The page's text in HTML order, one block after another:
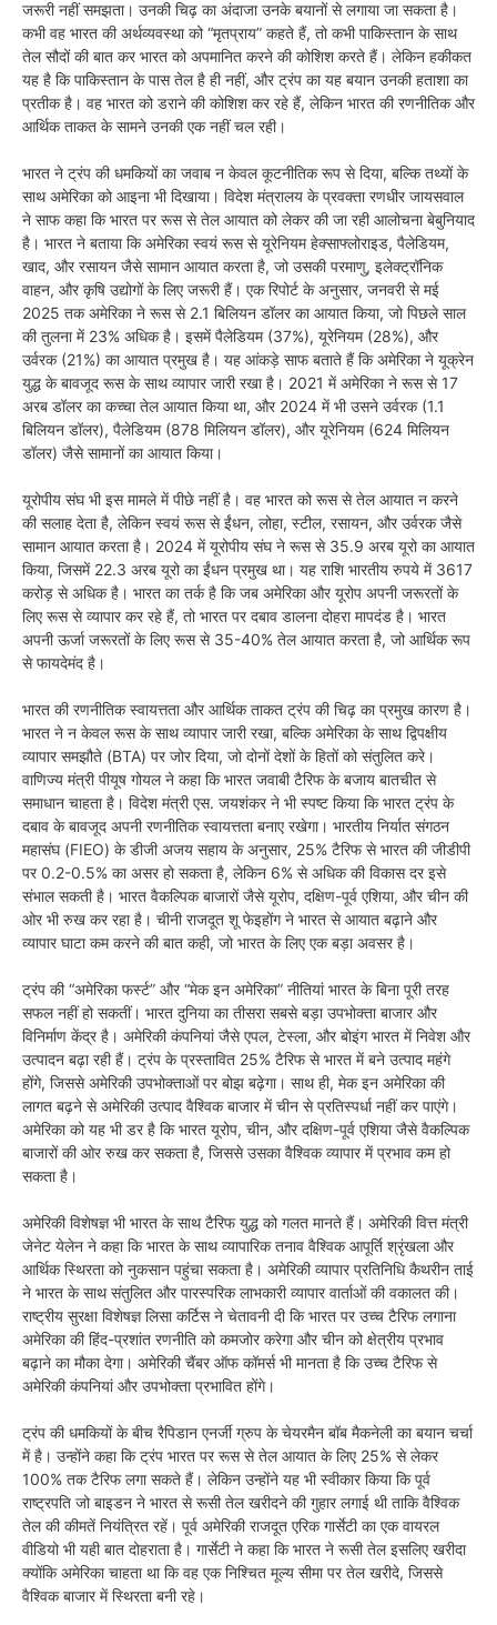
जरूरी नहीं समझता। उनकी चिढ़ का अंदाजा उनके बयानों से लगाया जा सकता है।
कभी वह भारत की अर्थव्यवस्था को “मृतप्राय” कहते हैं, तो कभी पाकिस्तान के साथ
तेल सौदों की बात कर भारत को अपमानित करने की कोशिश करते हैं। लेकिन हकीकत
यह है कि पाकिस्तान के पास तेल है ही नहीं, और ट्रंप का यह बयान उनकी हताशा का
प्रतीक है। वह भारत को डराने की कोशिश कर रहे हैं, लेकिन भारत की रणनीतिक और
आर्थिक ताकत के सामने उनकी एक नहीं चल रही।
भारत ने ट्रंप की धमकियों का जवाब न केवल कूटनीतिक रूप से दिया, बल्कि तथ्यों के
साथ अमेरिका को आइना भी दिखाया। विदेश मंत्रालय के प्रवक्ता रणधीर जायसवाल
ने साफ कहा कि भारत पर रूस से तेल आयात को लेकर की जा रही आलोचना बेबुनियाद
है। भारत ने बताया कि अमेरिका स्वयं रूस से यूरेनियम हेक्साफ्लोराइड, पैलेडियम,
खाद, और रसायन जैसे सामान आयात करता है, जो उसकी परमाणु, इलेक्ट्रॉनिक
वाहन, और कृषि उद्योगों के लिए जरूरी हैं। एक रिपोर्ट के अनुसार, जनवरी से मई
2025 तक अमेरिका ने रूस से 2.1 बिलियन डॉलर का आयात किया, जो पिछले साल
की तुलना में 23% अधिक है। इसमें पैलेडियम (37%), यूरेनियम (28%), और
उर्वरक (21%) का आयात प्रमुख है। यह आंकड़े साफ बताते हैं कि अमेरिका ने यूक्रेन
युद्ध के बावजूद रूस के साथ व्यापार जारी रखा है। 2021 में अमेरिका ने रूस से 17
अरब डॉलर का कच्चा तेल आयात किया था, और 2024 में भी उसने उर्वरक (1.1
बिलियन डॉलर), पैलेडियम (878 मिलियन डॉलर), और यूरेनियम (624 मिलियन
डॉलर) जैसे सामानों का आयात किया।
यूरोपीय संघ भी इस मामले में पीछे नहीं है। वह भारत को रूस से तेल आयात न करने
की सलाह देता है, लेकिन स्वयं रूस से ईंधन, लोहा, स्टील, रसायन, और उर्वरक जैसे
सामान आयात करता है। 2024 में यूरोपीय संघ ने रूस से 35.9 अरब यूरो का आयात
किया, जिसमें 22.3 अरब यूरो का ईंधन प्रमुख था। यह राशि भारतीय रुपये में 3617
करोड़ से अधिक है। भारत का तर्क है कि जब अमेरिका और यूरोप अपनी जरूरतों के
लिए रूस से व्यापार कर रहे हैं, तो भारत पर दबाव डालना दोहरा मापदंड है। भारत
अपनी ऊर्जा जरूरतों के लिए रूस से 35-40% तेल आयात करता है, जो आर्थिक रूप
से फायदेमंद है।
भारत की रणनीतिक स्वायत्तता और आर्थिक ताकत ट्रंप की चिढ़ का प्रमुख कारण है।
भारत ने न केवल रूस के साथ व्यापार जारी रखा, बल्कि अमेरिका के साथ द्विपक्षीय
व्यापार समझौते (BTA) पर जोर दिया, जो दोनों देशों के हितों को संतुलित करे।
वाणिज्य मंत्री पीयूष गोयल ने कहा कि भारत जवाबी टैरिफ के बजाय बातचीत से
समाधान चाहता है। विदेश मंत्री एस. जयशंकर ने भी स्पष्ट किया कि भारत ट्रंप के
दबाव के बावजूद अपनी रणनीतिक स्वायत्तता बनाए रखेगा। भारतीय निर्यात संगठन
महासंघ (FIEO) के डीजी अजय सहाय के अनुसार, 25% टैरिफ से भारत की जीडीपी
पर 0.2-0.5% का असर हो सकता है, लेकिन 6% से अधिक की विकास दर इसे
संभाल सकती है। भारत वैकल्पिक बाजारों जैसे यूरोप, दक्षिण-पूर्व एशिया, और चीन की
ओर भी रुख कर रहा है। चीनी राजदूत शू फेइहोंग ने भारत से आयात बढ़ाने और
व्यापार घाटा कम करने की बात कही, जो भारत के लिए एक बड़ा अवसर है।
ट्रंप की “अमेरिका फर्स्ट” और “मेक इन अमेरिका” नीतियां भारत के बिना पूरी तरह
सफल नहीं हो सकतीं। भारत दुनिया का तीसरा सबसे बड़ा उपभोक्ता बाजार और
विनिर्माण केंद्र है। अमेरिकी कंपनियां जैसे एपल, टेस्ला, और बोइंग भारत में निवेश और
उत्पादन बढ़ा रही हैं। ट्रंप के प्रस्तावित 25% टैरिफ से भारत में बने उत्पाद महंगे
होंगे, जिससे अमेरिकी उपभोक्ताओं पर बोझ बढ़ेगा। साथ ही, मेक इन अमेरिका की
लागत बढ़ने से अमेरिकी उत्पाद वैश्विक बाजार में चीन से प्रतिस्पर्धा नहीं कर पाएंगे।
अमेरिका को यह भी डर है कि भारत यूरोप, चीन, और दक्षिण-पूर्व एशिया जैसे वैकल्पिक
बाजारों की ओर रुख कर सकता है, जिससे उसका वैश्विक व्यापार में प्रभाव कम हो
सकता है।
अमेरिकी विशेषज्ञ भी भारत के साथ टैरिफ युद्ध को गलत मानते हैं। अमेरिकी वित्त मंत्री
जेनेट येलेन ने कहा कि भारत के साथ व्यापारिक तनाव वैश्विक आपूर्ति श्रृंखला और
आर्थिक स्थिरता को नुकसान पहुंचा सकता है। अमेरिकी व्यापार प्रतिनिधि कैथरीन ताई
ने भारत के साथ संतुलित और पारस्परिक लाभकारी व्यापार वार्ताओं की वकालत की।
राष्ट्रीय सुरक्षा विशेषज्ञ लिसा कर्टिस ने चेतावनी दी कि भारत पर उच्च टैरिफ लगाना
अमेरिका की हिंद-प्रशांत रणनीति को कमजोर करेगा और चीन को क्षेत्रीय प्रभाव
बढ़ाने का मौका देगा। अमेरिकी चैंबर ऑफ कॉमर्स भी मानता है कि उच्च टैरिफ से
अमेरिकी कंपनियां और उपभोक्ता प्रभावित होंगे।
ट्रंप की धमकियों के बीच रैपिडान एनर्जी ग्रुप के चेयरमैन बॉब मैकनेली का बयान चर्चा
में है। उन्होंने कहा कि ट्रंप भारत पर रूस से तेल आयात के लिए 25% से लेकर
100% तक टैरिफ लगा सकते हैं। लेकिन उन्होंने यह भी स्वीकार किया कि पूर्व
राष्ट्रपति जो बाइडन ने भारत से रूसी तेल खरीदने की गुहार लगाई थी ताकि वैश्विक
तेल की कीमतें नियंत्रित रहें। पूर्व अमेरिकी राजदूत एरिक गार्सेटी का एक वायरल
वीडियो भी यही बात दोहराता है। गार्सेटी ने कहा कि भारत ने रूसी तेल इसलिए खरीदा
क्योंकि अमेरिका चाहता था कि वह एक निश्चित मूल्य सीमा पर तेल खरीदे, जिससे
वैश्विक बाजार में स्थिरता बनी रहे।